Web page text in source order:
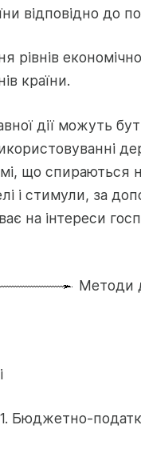
відповідно до
рівнів
країни.
дії можуть
що спираються
і стимули, за
на інтереси
Методи
1. Бюджетно-